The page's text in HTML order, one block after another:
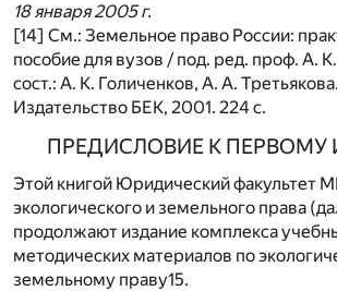
18 января 2005 г.
[14] См.: Земельное право России:
пособие для вузов / под. ред. проф. А.
сост.: А. К. Голиченков, А. А.
Издательство БЕК, 2001. 224 с.
ПРЕДИСЛОВИЕ К
Этой книгой Юридический факультет
экологического и земельного права
продолжают издание комплекса
методических материалов по
земельному праву15.